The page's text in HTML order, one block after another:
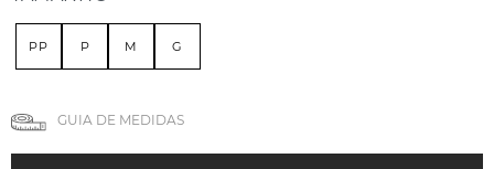
PP P M G
GUIA DE MEDIDAS